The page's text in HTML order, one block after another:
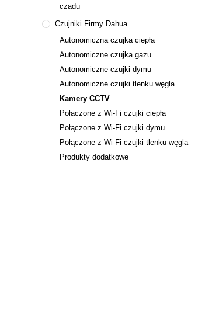
czadu
Czujniki Firmy Dahua
Autonomiczna czujka ciepła
Autonomiczne czujka gazu
Autonomiczne czujki dymu
Autonomiczne czujki tlenku węgla
Kamery CCTV
Połączone z Wi-Fi czujki ciepła
Połączone z Wi-Fi czujki dymu
Połączone z Wi-Fi czujki tlenku węgla
Produkty dodatkowe